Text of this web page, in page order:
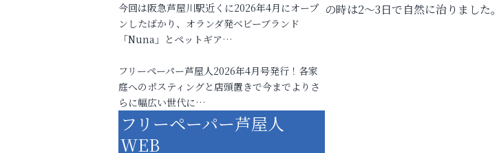
の時は2～3日で自然に治りました
今回は阪急芦屋川駅近くに2026年4月にオープ
ンしたばかり、オランダ発ベビーブランド
「Nuna」とペットギア…
フリーペーパー芦屋人2026年4月号発行！各家
庭へのポスティングと店頭置きで今までよりさ
らに幅広い世代に…
フリーペーパー芦屋人
WEB